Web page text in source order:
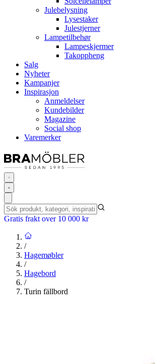
Julebelysning
Lysestaker
Julestjerner
Lampetilbehør
Lampeskjermer
Takoppheng
Salg
Nyheter
Kampanjer
Inspirasjon
Anmeldelser
Kundebilder
Magazine
Social shop
Varemerker
Gratis frakt over 10 000 kr
/
Hagemøbler
/
Hagebord
/
Turin fällbord